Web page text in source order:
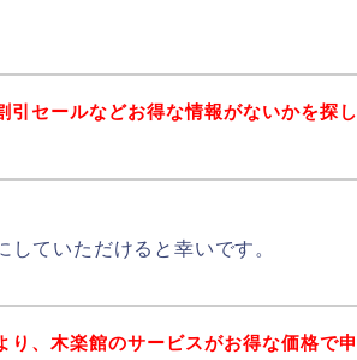
引セールなどお得な情報がないかを探し
ていただけると幸いです。
り、木楽館のサービスがお得な価格で申